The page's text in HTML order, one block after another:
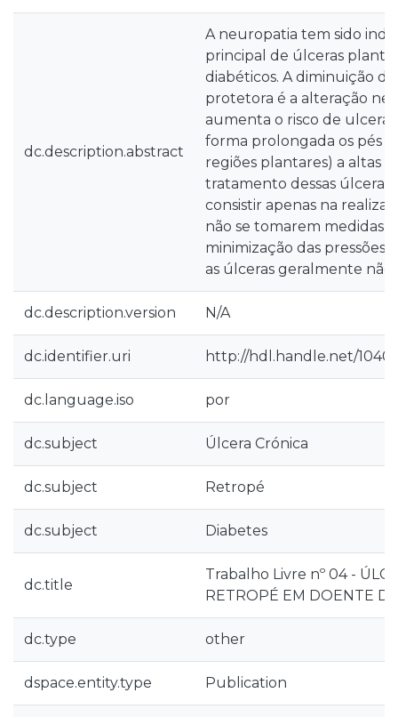
dc.description.abstract
A neuropatia tem sido
principal de úlceras
diabéticos. A diminuição
protetora é a alteração
aumenta o risco de
forma prolongada os pés
regiões plantares) a altas
tratamento dessas úlceras
consistir apenas na
não se tomarem medidas
minimização das pressões
as úlceras geralmente não
dc.description.version N/A
dc.identifier.uri http://hdl.handle.net/
dc.language.iso por
dc.subject Úlcera Crónica
dc.subject Retropé
dc.subject Diabetes
dc.title
Trabalho Livre nº 04 -
RETROPÉ EM DOENTE
dc.type other
dspace.entity.type Publication